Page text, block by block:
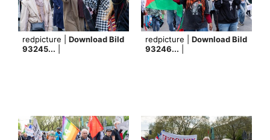
redpicture | Download Bild
93245...
redpicture | Download Bild
93246...